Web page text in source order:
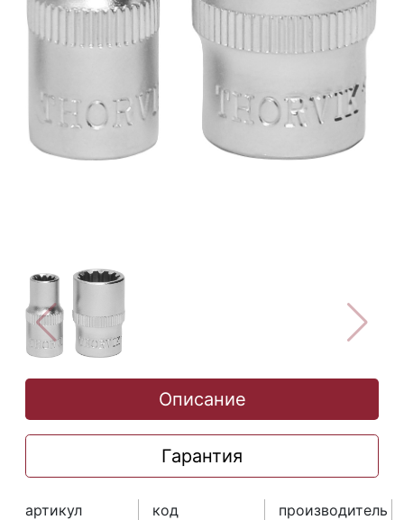
Описание
Гарантия
артикул
код
производитель